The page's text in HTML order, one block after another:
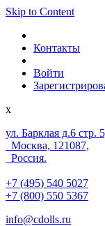
Skip to Content
Контакты
Войти
x
ул. Барклая д.6 стр.
Москва, 121087,
Россия.
+7 (495) 540 5027
+7 (800) 550 5367
info@cdolls.ru